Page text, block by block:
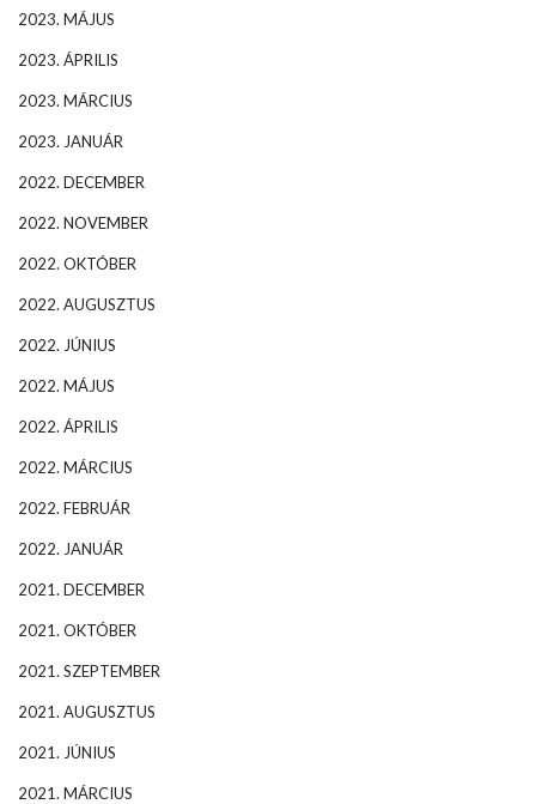
2023. MÁJUS
2023. ÁPRILIS
2023. MÁRCIUS
2023. JANUÁR
2022. DECEMBER
2022. NOVEMBER
2022. OKTÓBER
2022. AUGUSZTUS
2022. JÚNIUS
2022. MÁJUS
2022. ÁPRILIS
2022. MÁRCIUS
2022. FEBRUÁR
2022. JANUÁR
2021. DECEMBER
2021. OKTÓBER
2021. SZEPTEMBER
2021. AUGUSZTUS
2021. JÚNIUS
2021. MÁRCIUS